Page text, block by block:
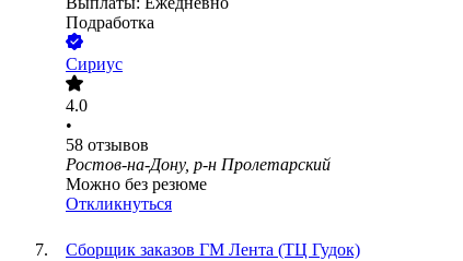
Подработка
Сириус
4.0
•
58 отзывов
Ростов-на-Дону, р-н Пролетарский
Можно без резюме
Откликнуться
Сборщик заказов ГМ Лента (ТЦ Гудок)